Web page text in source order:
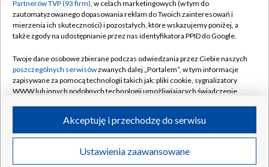
Centrum informacji TVP
Naziemna Telewizja Cyfrowa
Rada Programowa
System NOS
Informacje o nadawcy
Program dla prasy
Ogłoszenie przetargowe
Moje zgody
Pomoc
Kontakt
Kanały
©2026 Telewizja Polska S.A. w likwidacji
Partnerów TVP (93 firm), w celach marketingowych (w tym do
zautomatyzowanego dopasowania reklam do Twoich zainteresowań i
mierzenia ich skuteczności) i pozostałych, które wskazujemy poniżej, a
także zgody na udostępnianie przez nas identyfikatora PPID do Google.
Twoje dane osobowe zbierane podczas odwiedzania przez Ciebie naszych
poszczególnych serwisówzwanych dalej „Portalem”, w tym informacje
zapisywane za pomocą technologii takich jak: pliki cookie, sygnalizatory
WWW lub innych podobnych technologii umożliwiających świadczenie
ruchu w Internecie.
Twoje dane osobowe zbierane podczas odwiedzania przez Ciebie
poszczególnych serwisówna Portalu, takie jak adresy IP, identyfikatory
Ustawienia zaawansowane
Akceptuję i przechodzę do serwisu